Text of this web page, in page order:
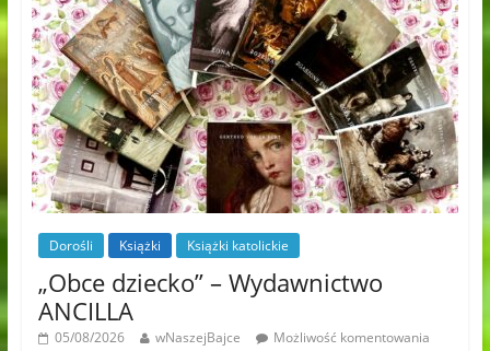
Dorośli Książki Książki katolickie
„Obce dziecko” – Wydawnictwo
ANCILLA
05/08/2026 wNaszejBajce
Możliwość komentowania